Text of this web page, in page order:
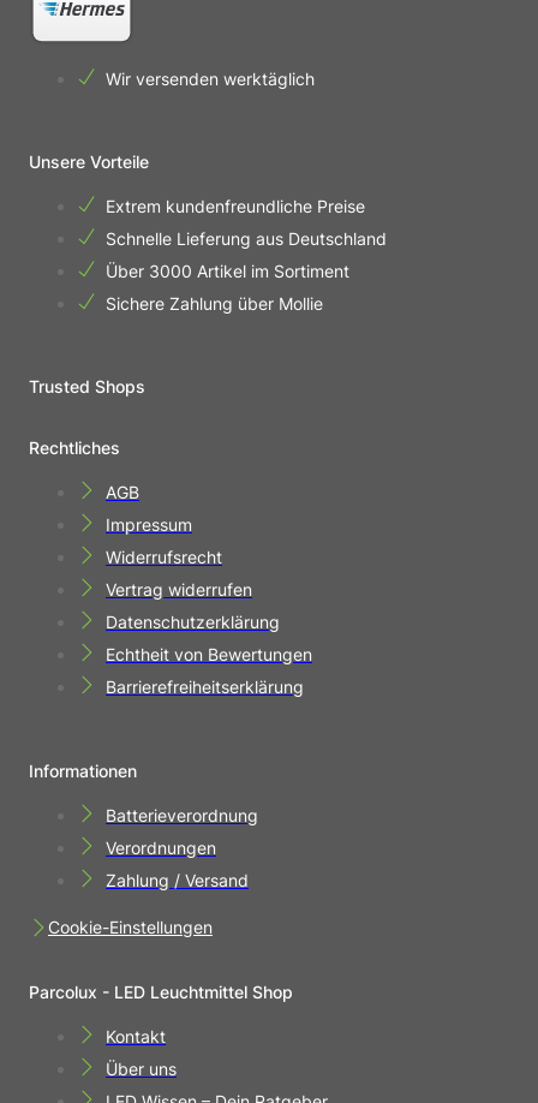
Wir versenden werktäglich
Unsere Vorteile
Extrem kundenfreundliche Preise
Schnelle Lieferung aus Deutschland
Über 3000 Artikel im Sortiment
Sichere Zahlung über Mollie
Trusted Shops
Rechtliches
AGB
Impressum
Widerrufsrecht
Vertrag widerrufen
Datenschutzerklärung
Echtheit von Bewertungen
Barrierefreiheitserklärung
Informationen
Batterieverordnung
Verordnungen
Zahlung / Versand
Cookie-Einstellungen
Parcolux - LED Leuchtmittel Shop
Kontakt
Über uns